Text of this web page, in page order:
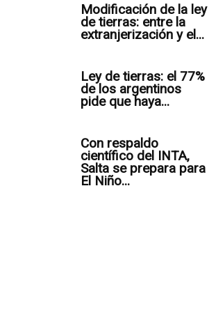
Modificación de la ley
de tierras: entre la
extranjerización y el...
Ley de tierras: el 77%
de los argentinos
pide que haya...
Con respaldo
científico del INTA,
Salta se prepara para
El Niño...